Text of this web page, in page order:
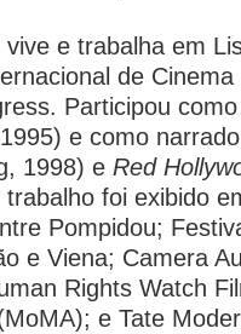
vive e trabalha em
de
Participou
e como
1998) e Red
foi exibido
Pompidou;
e Viena; Camera
Rights Watch
e Tate